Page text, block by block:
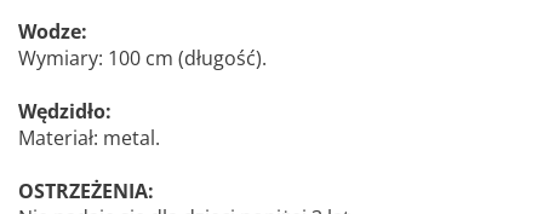
Wodze:
Wymiary: 100 cm (długość).
Wędzidło:
Materiał: metal.
OSTRZEŻENIA: